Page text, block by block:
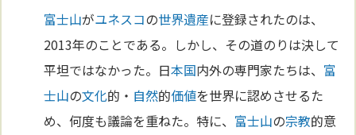
富士山がユネスコの世界遺産に登録されたのは、
2013年のことである。しかし、その道のりは決して
平坦ではなかった。日本国内外の専門家たちは、 富
士山の文化的・ 自然的価値を世界に認めさせるた
め、何度も議論を重ねた。特に、 富士山の宗教的意